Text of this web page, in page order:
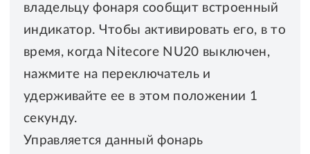
владельцу фонаря сообщит встроенный
индикатор. Чтобы активировать его, в то
время, когда Nitecore NU20 выключен,
нажмите на переключатель и
удерживайте ее в этом положении 1
секунду.
Управляется данный фонарь